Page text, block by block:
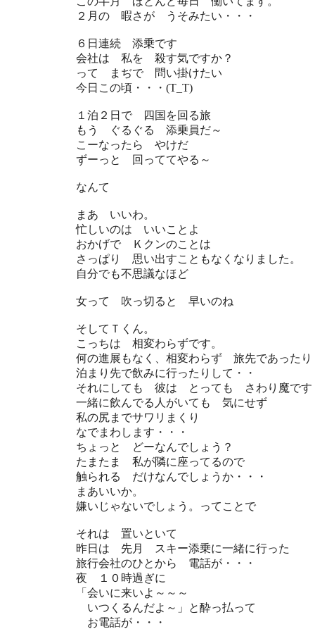
２月の 暇さが うそみたい・・・
６日連続 添乗です
会社は 私を 殺す気ですか？
って まぢで 問い掛けたい
今日この頃・・・(T_T)
１泊２日で 四国を回る旅
もう ぐるぐる 添乗員だ～
こーなったら やけだ
ずーっと 回っててやる～
なんて
まあ いいわ。
忙しいのは いいことよ
おかげで Ｋクンのことは
さっぱり 思い出すこともなくなりました。
自分でも不思議なほど
女って 吹っ切ると 早いのね
そしてＴくん。
こっちは 相変わらずです。
何の進展もなく、相変わらず 旅先であったり
泊まり先で飲みに行ったりして・・
それにしても 彼は とっても さわり魔です
一緒に飲んでる人がいても 気にせず
私の尻までサワリまくり
なでまわします・・・
ちょっと どーなんでしょう？
たまたま 私が隣に座ってるので
触られる だけなんでしょうか・・・
まあいいか。
嫌いじゃないでしょう。ってことで
それは 置いといて
昨日は 先月 スキー添乗に一緒に行った
旅行会社のひとから 電話が・・・
夜 １０時過ぎに
「会いに来いよ～～～
いつくるんだよ～」と酔っ払って
お電話が・・・